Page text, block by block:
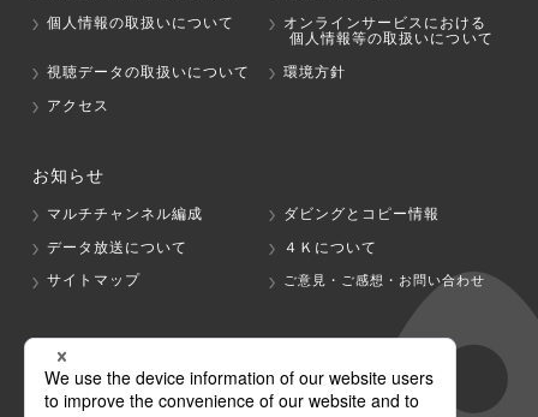
個人情報の取扱いについて
オンラインサービスにおける
個人情報等の取扱いについて
視聴データの取扱いについて
環境方針
アクセス
お知らせ
マルチチャンネル編成
ダビングとコピー情報
データ放送について
４Ｋについて
サイトマップ
ご意見・ご感想・お問い合わせ
グループ会社
テレビ朝日 テレ朝チャンネル